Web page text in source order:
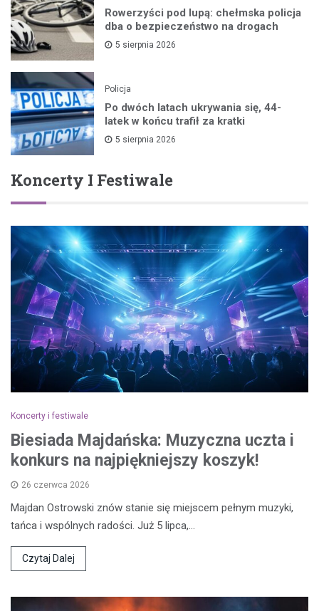
Rowerzyści pod lupą: chełmska policja
dba o bezpieczeństwo na drogach
5 sierpnia 2026
Policja
Po dwóch latach ukrywania się, 44-
latek w końcu trafił za kratki
5 sierpnia 2026
Koncerty I Festiwale
Koncerty i festiwale
Biesiada Majdańska: Muzyczna uczta i
konkurs na najpiękniejszy koszyk!
26 czerwca 2026
Majdan Ostrowski znów stanie się miejscem pełnym muzyki,
tańca i wspólnych radości. Już 5 lipca,…
Czytaj Dalej